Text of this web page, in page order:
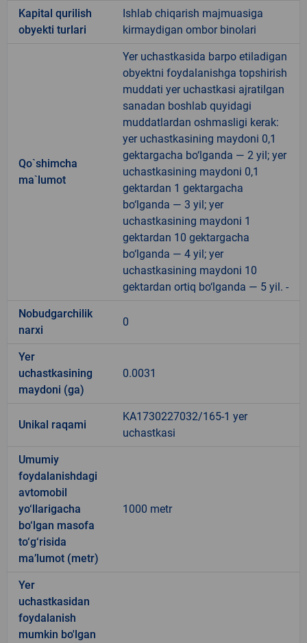
Kapital qurilish
obyekti turlari
Ishlab chiqarish majmuasiga
kirmaydigan ombor binolari
Qo`shimcha
ma`lumot
Yer uchastkasida barpo etiladigan
obyektni foydalanishga topshirish
muddati yer uchastkasi ajratilgan
sanadan boshlab quyidagi
muddatlardan oshmasligi kerak:
yer uchastkasining maydoni 0,1
gektargacha bo‘lganda — 2 yil; yer
uchastkasining maydoni 0,1
gektardan 1 gektargacha
bo‘lganda — 3 yil; yer
uchastkasining maydoni 1
gektardan 10 gektargacha
bo‘lganda — 4 yil; yer
uchastkasining maydoni 10
gektardan ortiq bo‘lganda — 5 yil. -
Nobudgarchilik
narxi
0
Yer
uchastkasining
maydoni (ga)
0.0031
Unikal raqami
KA1730227032/165-1 yer
uchastkasi
Umumiy
foydalanishdagi
avtomobil
yo‘llarigacha
bo‘lgan masofa
to‘g‘risida
ma’lumot (metr)
1000 metr
Yer
uchastkasidan
foydalanish
mumkin bo'lgan